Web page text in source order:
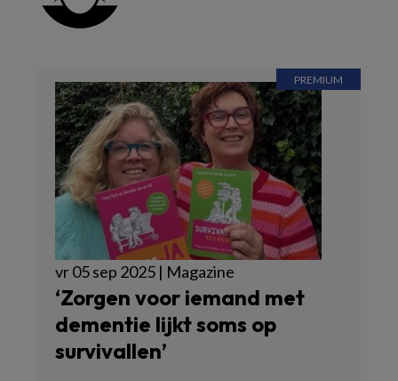
vr 05 sep 2025 | Magazine
‘Zorgen voor iemand met
dementie lijkt soms op
survivallen’